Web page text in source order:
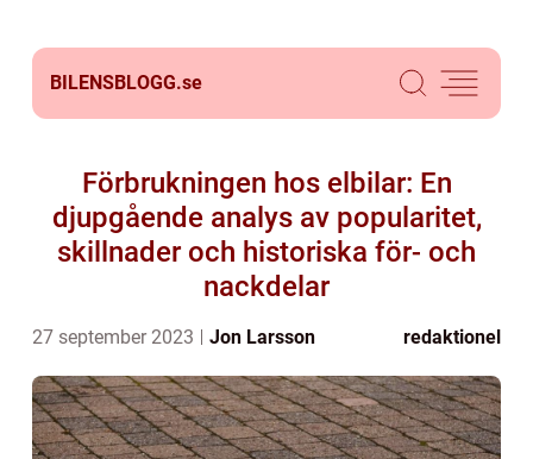
BILENSBLOGG.se
Förbrukningen hos elbilar: En
djupgående analys av popularitet,
skillnader och historiska för- och
nackdelar
27 september 2023 Jon Larsson redaktionel